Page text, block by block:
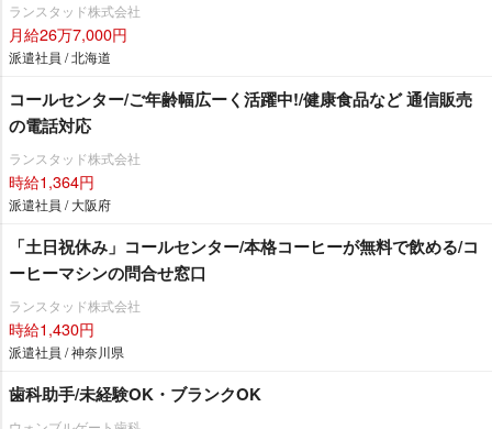
ランスタッド株式会社
月給26万7,000円
派遣社員 / 北海道
コールセンター/ご年齢幅広ーく活躍中!/健康食品など 通信販売
の電話対応
ランスタッド株式会社
時給1,364円
派遣社員 / 大阪府
「土日祝休み」コールセンター/本格コーヒーが無料で飲める/コ
ーヒーマシンの問合せ窓口
ランスタッド株式会社
時給1,430円
派遣社員 / 神奈川県
歯科助手/未経験OK・ブランクOK